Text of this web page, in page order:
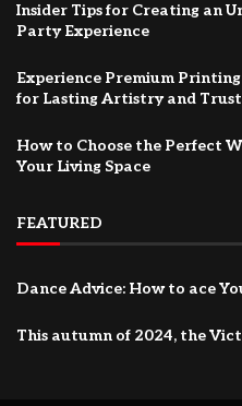
Insider Tips for Creating an
Party Experience
Experience Premium
for Lasting Artistry and Trust
How to Choose the Perfect
Your Living Space
FEATURED
Dance Advice: How to ace
This autumn of 2024, the